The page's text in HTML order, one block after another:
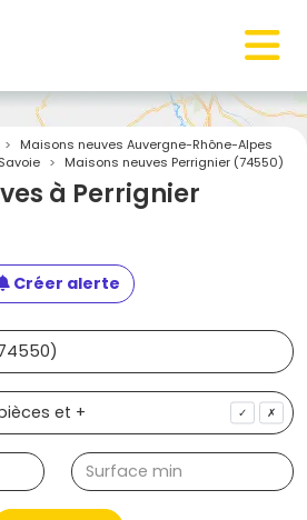
Maisons neuves Auvergne-Rhône-Alpes
Maisons neuves Perrignier (74550)
à Perrignier
Créer alerte
✓ ✗